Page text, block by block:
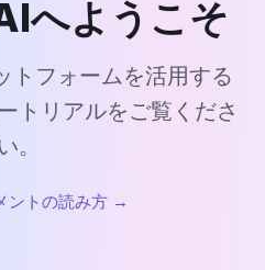
へようこそ
トフォームを活用する
トリアルをご覧くださ
。
ントの読み方 →